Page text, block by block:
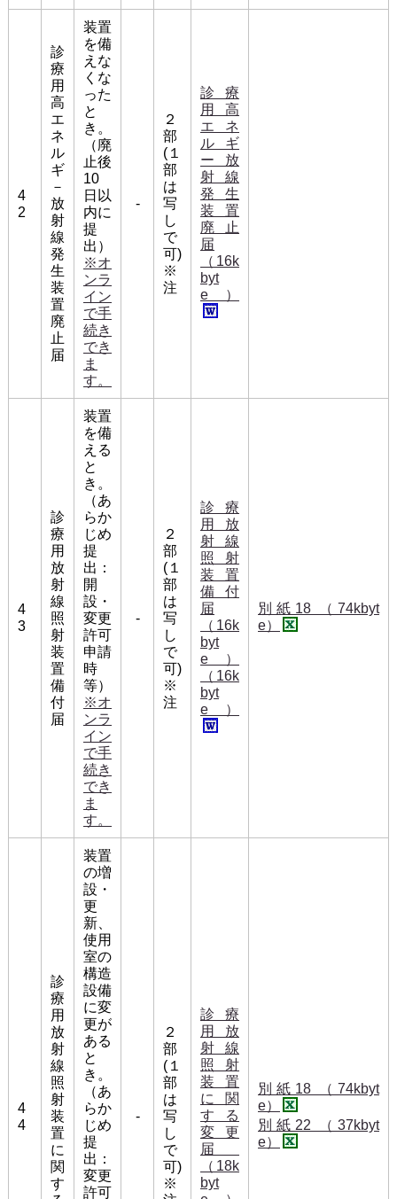
4
2
診
療
用
高
エ
ネ
ル
ギ
－
放
射
線
発
生
装
置
廃
止
届
装置
を備
えな
くな
った
と
き。
（廃
止後
10
日以
内に
提
出）
※オ
ンラ
イン
で手
続き
でき
ま
す。
-
２
部
(１
部
は
写
し
で
可)
※
注
診療
用高
エネ
ルギ
ー放
射線
発生
装置
廃止
届
（16k
byt
e）
4
3
診
療
用
放
射
線
照
射
装
置
備
付
届
装置
を備
える
と
き。
（あ
らか
じめ
提
出：
開
設・
変更
許可
申請
時
等）
※オ
ンラ
イン
で手
続き
でき
ま
す。
-
２
部
(１
部
は
写
し
で
可)
※
注
診療
用放
射線
照射
装置
備付
届
（16k
byt
e）
（16k
byt
e）
別紙18 （74kbyt
e）
4
4
診
療
用
放
射
線
照
射
装
置
に
関
す
装置
の増
設・
更
新、
使用
室の
構造
設備
に変
更が
ある
と
き。
（あ
らか
じめ
提
出：
変更
許可
-
２
部
(１
部
は
写
し
で
可)
※
診療
用放
射線
照射
装置
に関
する
変更
届
（18k
byt
別紙18 （74kbyt
e）
別紙22 （37kbyt
e）